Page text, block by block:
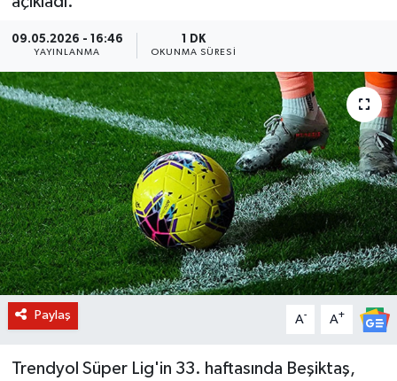
09.05.2026 - 16:46
YAYINLANMA
1 DK
OKUNMA SÜRESI
Paylaş A- A+
Trendyol Süper Lig'in 33. haftasında Beşiktaş,
KÜLTÜR SANAT
SAĞLIK
BİLİM VE TEKNOLOJİ
OTOMOBİL
KURUMSAL
Haber Arşivi